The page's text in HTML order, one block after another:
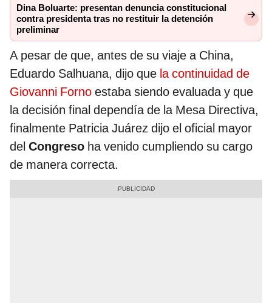
Dina Boluarte: presentan denuncia constitucional
contra presidenta tras no restituir la detención
preliminar
A pesar de que, antes de su viaje a China,
Eduardo Salhuana, dijo que la continuidad de
Giovanni Forno estaba siendo evaluada y que
la decisión final dependía de la Mesa Directiva,
finalmente Patricia Juárez dijo el oficial mayor
del Congreso ha venido cumpliendo su cargo
de manera correcta.